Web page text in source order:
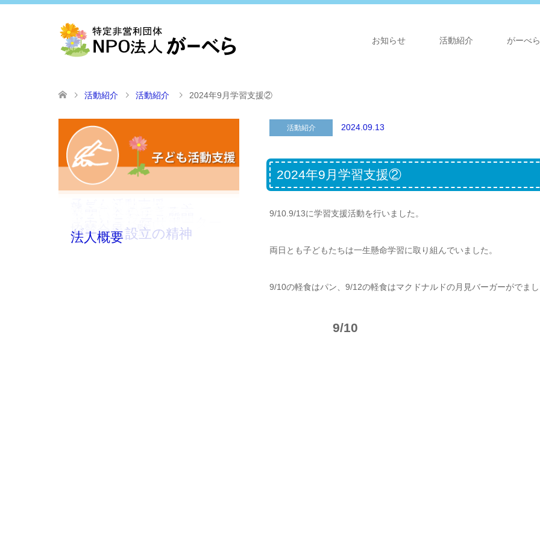
お知らせ 活動紹介 がーべ
活動紹介 活動紹介 2024年9月学習支援②
活動紹介 2024.09.13
2024年9月学習支援②
9/10.9/13に学習支援活動を行いました。
両日とも子どもたちは一生懸命学習に取り組んでいました。
9/10の軽食はパン、9/12の軽食はマクドナルドの月見バーガーがでま
9/10
ご寄付のお願い
協賛会員一覧
がーべら設立の精神
法人概要